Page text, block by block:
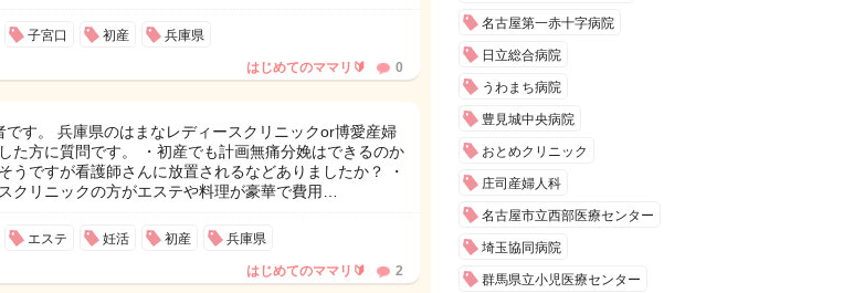
子宮口 初産 兵庫県
はじめてのママリ🔰 0
です。 兵庫県のはまなレディースクリニックor博愛産婦
た方に質問です。 ・初産でも計画無痛分娩はできるのか
うですが看護師さんに放置されるなどありましたか？ ・
クリニックの方がエステや料理が豪華で費用…
エステ 妊活 初産 兵庫県
はじめてのママリ🔰 2
名古屋第一赤十字病院
日立総合病院
うわまち病院
豊見城中央病院
おとめクリニック
庄司産婦人科
名古屋市立西部医療センター
埼玉協同病院
群馬県立小児医療センター